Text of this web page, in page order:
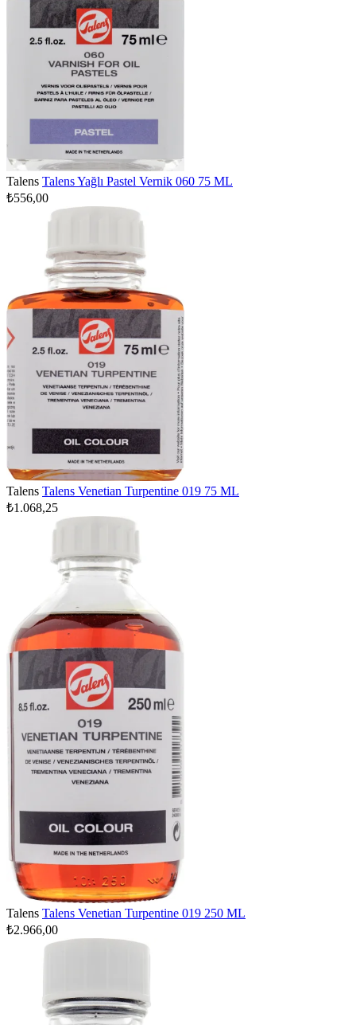
Talens Talens Yağlı Pastel Vernik 060 75 ML
₺556,00
Talens Talens Venetian Turpentine 019 75 ML
₺1.068,25
Talens Talens Venetian Turpentine 019 250 ML
₺2.966,00